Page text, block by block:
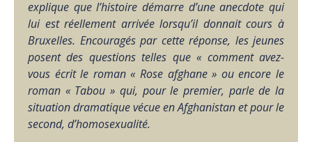
explique que l’histoire démarre d’une anecdote qui
lui est réellement arrivée lorsqu’il donnait cours à
Bruxelles. Encouragés par cette réponse, les jeunes
posent des questions telles que « comment avez-
vous écrit le roman « Rose afghane » ou encore le
roman « Tabou » qui, pour le premier, parle de la
situation dramatique vécue en Afghanistan et pour le
second, d’homosexualité.